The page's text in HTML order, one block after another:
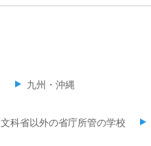
九州・沖縄
文科省以外の省庁所管の学校